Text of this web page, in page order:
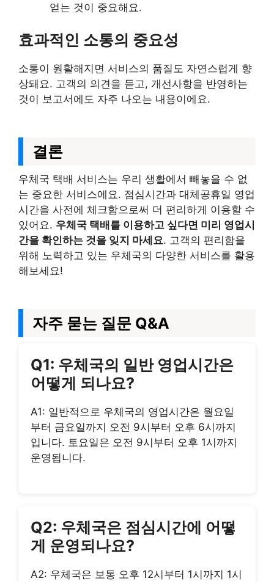
얻는 것이 중요해요.
효과적인 소통의 중요성
소통이 원활해지면 서비스의 품질도 자연스럽게 향
상돼요. 고객의 의견을 듣고, 개선사항을 반영하는
것이 보고서에도 자주 나오는 내용이에요.
결론
우체국 택배 서비스는 우리 생활에서 빼놓을 수 없
는 중요한 서비스에요. 점심시간과 대체공휴일 영업
시간을 사전에 체크함으로써 더 편리하게 이용할 수
있어요. 우체국 택배를 이용하고 싶다면 미리 영업시
간을 확인하는 것을 잊지 마세요. 고객의 편리함을
위해 노력하고 있는 우체국의 다양한 서비스를 활용
해보세요!
자주 묻는 질문 Q&A
Q1: 우체국의 일반 영업시간은
어떻게 되나요?
A1: 일반적으로 우체국의 영업시간은 월요일
부터 금요일까지 오전 9시부터 오후 6시까지
입니다. 토요일은 오전 9시부터 오후 1시까지
운영됩니다.
Q2: 우체국은 점심시간에 어떻
게 운영되나요?
A2: 우체국은 보통 오후 12시부터 1시까지 1시